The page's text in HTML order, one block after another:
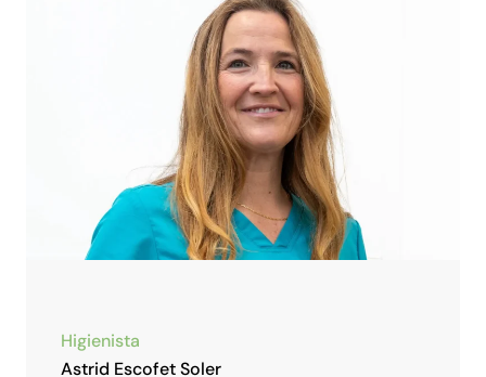
Higienista
Astrid Escofet Soler